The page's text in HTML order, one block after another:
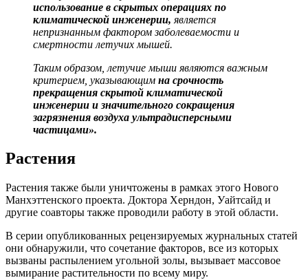
использование в скрытых операциях по
климатической инженерии, является
непризнанным фактором заболеваемости и
смертности летучих мышей.
Таким образом, летучие мыши являются важным
критерием указывающим на срочность
прекращения скрытой климатической
инженерии и значительного сокращения
загрязнения воздуха ультрадисперсными
частицами».
Растения
Растения также были уничтожены в рамках этого Нового
Манхэттенского проекта. Доктора Херндон, Уайтсайд и
другие соавторы также проводили работу в этой области.
В серии опубликованных рецензируемых журнальных статей
они обнаружили, что сочетание факторов, все из которых
вызваны распылением угольной золы, вызывает массовое
вымирание растительности по всему миру.